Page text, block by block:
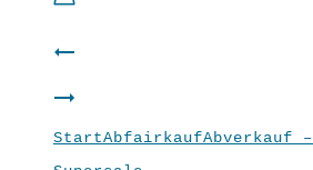
Product
navigation
Damen
-
StartAbfairkaufAbverkauf –